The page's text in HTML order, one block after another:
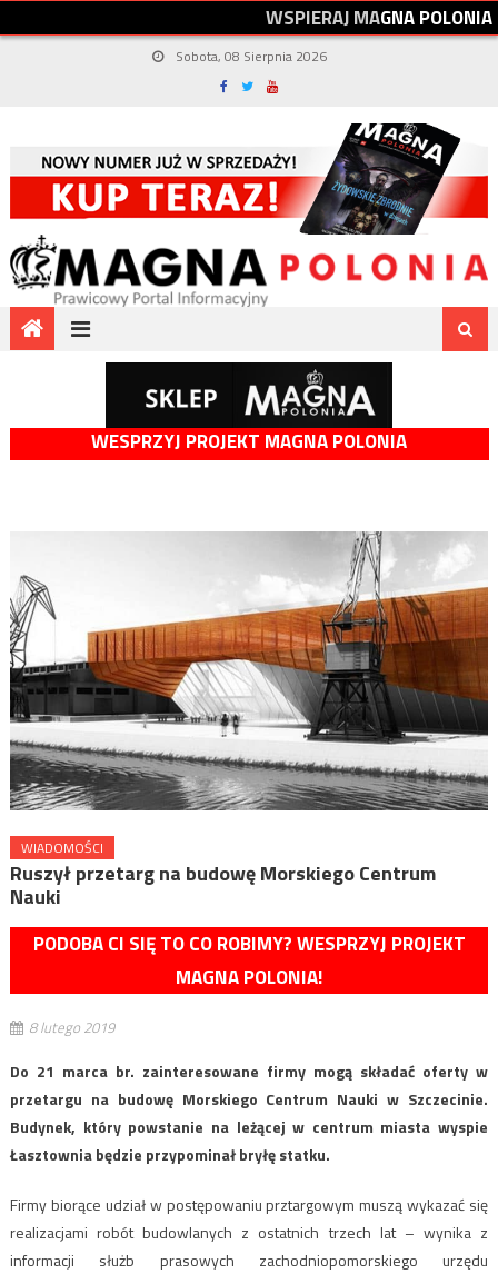
WSPIERAJMAGNAPOLONIA
Sobota, 08 Sierpnia 2026
WESPRZYJ PROJEKT MAGNA POLONIA
WIADOMOŚCI
Ruszył przetarg na budowę Morskiego Centrum
Nauki
PODOBA CI SIĘ TO CO ROBIMY? WESPRZYJ PROJEKT
MAGNA POLONIA!
8 lutego 2019
Do 21 marca br. zainteresowane firmy mogą składać oferty w
przetargu na budowę Morskiego Centrum Nauki w Szczecinie.
Budynek, który powstanie na leżącej w centrum miasta wyspie
Łasztownia będzie przypominał bryłę statku.
Firmy biorące udział w postępowaniu prztargowym muszą wykazać się
realizacjami robót budowlanych z ostatnich trzech lat – wynika z
informacji służb prasowych zachodniopomorskiego urzędu